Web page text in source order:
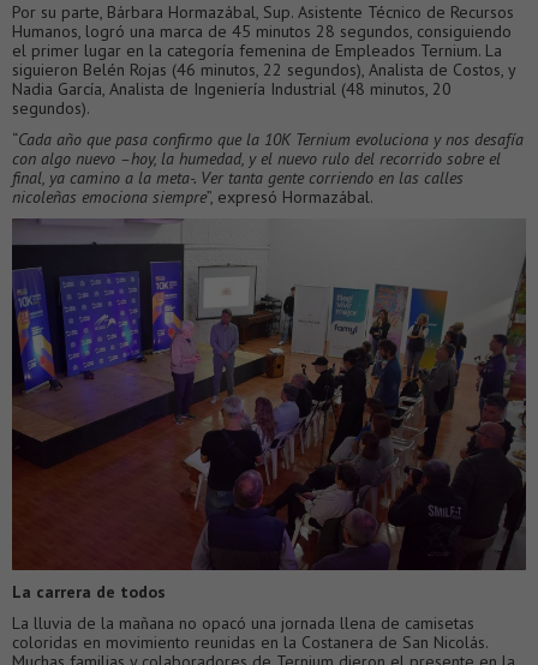
Por su parte, Bárbara Hormazábal, Sup. Asistente Técnico de Recursos
Humanos, logró una marca de 45 minutos 28 segundos, consiguiendo
el primer lugar en la categoría femenina de Empleados Ternium. La
siguieron Belén Rojas (46 minutos, 22 segundos), Analista de Costos, y
Nadia García, Analista de Ingeniería Industrial (48 minutos, 20
segundos).
“Cada año que pasa confirmo que la 10K Ternium evoluciona y nos desafía
con algo nuevo –hoy, la humedad, y el nuevo rulo del recorrido sobre el
final, ya camino a la meta-. Ver tanta gente corriendo en las calles
nicoleñas emociona siempre”, expresó Hormazábal.
La carrera de todos
La lluvia de la mañana no opacó una jornada llena de camisetas
coloridas en movimiento reunidas en la Costanera de San Nicolás.